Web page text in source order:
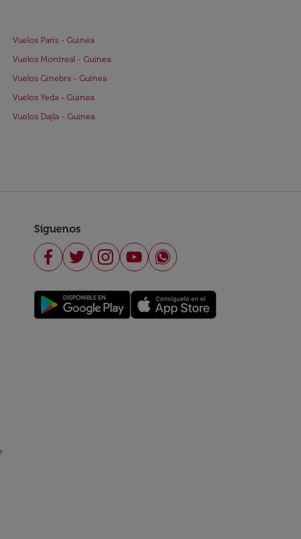
Vuelos París - Guinea
Vuelos Montreal - Guinea
Vuelos Ginebra - Guinea
Vuelos Yeda - Guinea
Vuelos Dajla - Guinea
Síguenos